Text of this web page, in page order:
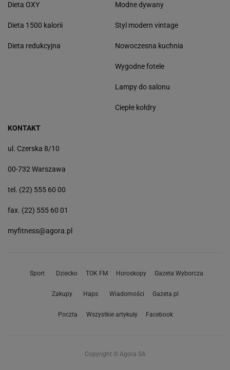
Dieta OXY
Dieta 1500 kalorii
Dieta redukcyjna
Modne dywany
Styl modern vintage
Nowoczesna kuchnia
Wygodne fotele
Lampy do salonu
Ciepłe kołdry
KONTAKT
ul. Czerska 8/10
00-732 Warszawa
tel. (22) 555 60 00
fax. (22) 555 60 01
myfitness@agora.pl
Sport Dziecko TOK FM Horoskopy Gazeta Wyborcza
Zakupy Haps Wiadomości Gazeta.pl
Poczta Wszystkie artykuły Facebook
Copyright © Agora SA